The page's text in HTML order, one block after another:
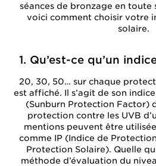
séances de bronzage en toute
voici comment choisir votre
solaire.
1. Qu’est-ce qu’un
20, 30, 50… sur chaque
est affiché. Il s’agit de son
(Sunburn Protection Factor)
protection contre les UVB
mentions peuvent être
comme IP (Indice de
Protection Solaire). Quelle
méthode d’évaluation du